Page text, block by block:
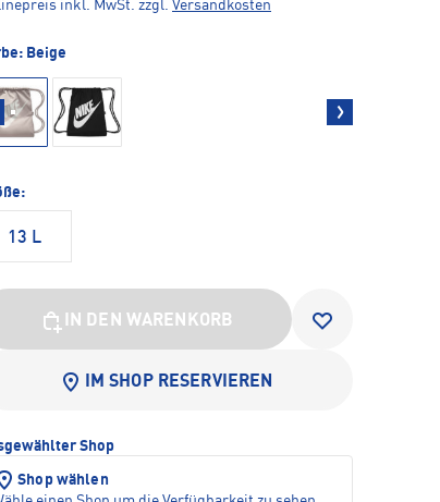
inkl. MwSt. zzgl. Versandkosten
Beige
13 L
IN DEN WARENKORB
IM SHOP RESERVIEREN
Shop
Shop wählen